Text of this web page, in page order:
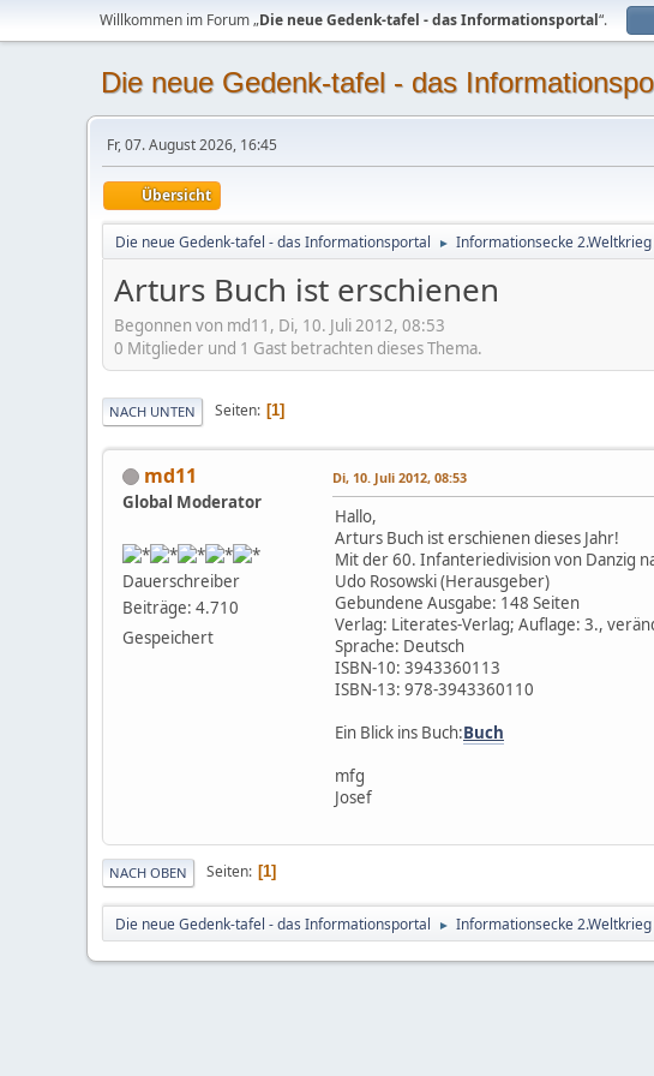
Willkommen im Forum „Die neue Gedenk-tafel - das Informationsportal“.
Die neue Gedenk-tafel - das
Fr, 07. August 2026, 16:45
Übersicht
Die neue Gedenk-tafel - das Informationsportal ► Informationsecke
Arturs Buch ist erschienen
Begonnen von md11, Di, 10. Juli 2012, 08:53
0 Mitglieder und 1 Gast betrachten dieses Thema.
NACH UNTEN Seiten 1
md11
Global Moderator
Dauerschreiber
Beiträge: 4.710
Gespeichert
Di, 10. Juli 2012, 08:53
Hallo,
Arturs Buch ist erschienen dieses Jahr!
Mit der 60. Infanteriedivision von Danzig
Udo Rosowski (Herausgeber)
Gebundene Ausgabe: 148 Seiten
Verlag: Literates-Verlag; Auflage: 3.,
Sprache: Deutsch
ISBN-10: 3943360113
ISBN-13: 978-3943360110
Ein Blick ins Buch:Buch
mfg
Josef
NACH OBEN Seiten 1
Die neue Gedenk-tafel - das Informationsportal ► Informationsecke